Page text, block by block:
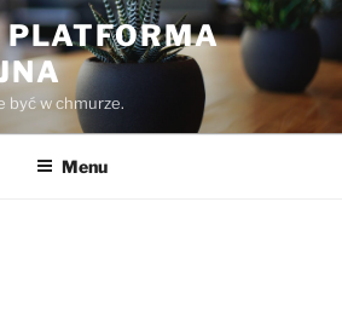
być w chmurze.
Menu